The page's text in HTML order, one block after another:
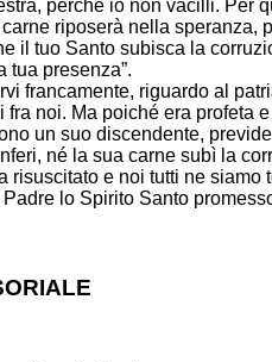
perché io non vacilli. Per
riposerà nella
il tuo Santo subisca la
tua presenza”.
francamente, riguardo al
fra noi. Ma poiché era profeta
un suo discendente,
né la sua carne subì la
risuscitato e noi tutti ne
lo Spirito Santo